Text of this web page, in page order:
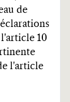
de
10
l'article